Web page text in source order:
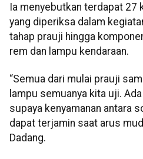
Ia menyebutkan terdapat 27
yang diperiksa dalam
tahap prauji hingga
rem dan lampu kendaraan.
“Semua dari mulai prauji
lampu semuanya kita uji.
supaya kenyamanan antara
dapat terjamin saat arus
Dadang.